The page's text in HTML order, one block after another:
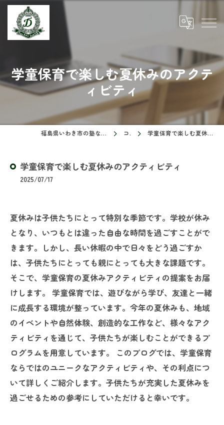
学童保育で楽しむ夏休みのアクテ
ィビティ
福島県いわき市の塾ならドリームスクール コラム 学童保育で楽しむ夏休みのアクティビティ
学童保育で楽しむ夏休みのアクティビティ
2025/07/17
夏休みは子供たちにとって特別な季節です。学校が休み
となり、いつもとは違った自由な時間を過ごすことがで
きます。しかし、長い休暇の中で日々をどう過ごすか
は、子供たちにとっても親にとっても大きな課題です。
そこで、学童保育の夏休みアクティビティの提案をお届
けします。 学童保育では、遊びながら学び、友達と一緒
に成長する環境が整っています。今年の夏休みも、地域
のイベントや自然体験、創造的な工作など、様々なアク
ティビティを通じて、子供たちが楽しむことができるプ
ログラムを用意しています。 このブログでは、学童保育
ならではのユニークなアクティビティや、その利点につ
いて詳しくご紹介します。子供たちが充実した夏休みを
過ごせるための参考にしていただけると幸いです。